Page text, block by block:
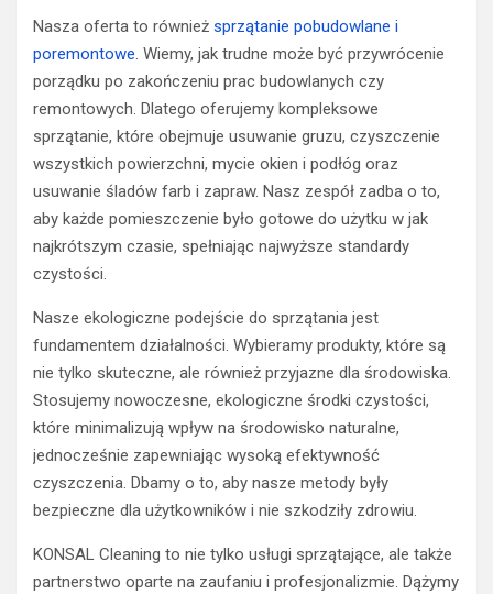
Nasza oferta to również sprzątanie pobudowlane i
poremontowe. Wiemy, jak trudne może być przywrócenie
porządku po zakończeniu prac budowlanych czy
remontowych. Dlatego oferujemy kompleksowe
sprzątanie, które obejmuje usuwanie gruzu, czyszczenie
wszystkich powierzchni, mycie okien i podłóg oraz
usuwanie śladów farb i zapraw. Nasz zespół zadba o to,
aby każde pomieszczenie było gotowe do użytku w jak
najkrótszym czasie, spełniając najwyższe standardy
czystości.
Nasze ekologiczne podejście do sprzątania jest
fundamentem działalności. Wybieramy produkty, które są
nie tylko skuteczne, ale również przyjazne dla środowiska.
Stosujemy nowoczesne, ekologiczne środki czystości,
które minimalizują wpływ na środowisko naturalne,
jednocześnie zapewniając wysoką efektywność
czyszczenia. Dbamy o to, aby nasze metody były
bezpieczne dla użytkowników i nie szkodziły zdrowiu.
KONSAL Cleaning to nie tylko usługi sprzątające, ale także
partnerstwo oparte na zaufaniu i profesjonalizmie. Dążymy